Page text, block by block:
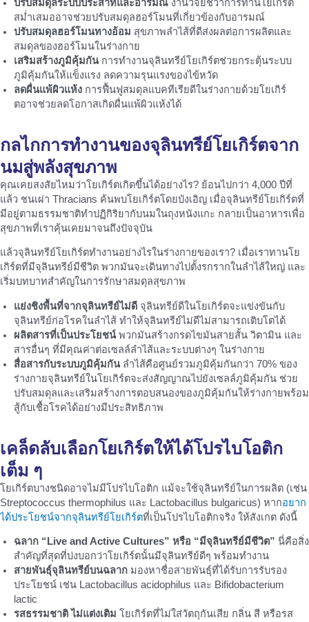
ปรับสมดุลระบบประสาทและอารมณ์ งานวิจัยชี้ว่าการทานโยเกิร์ต
สม่ำเสมออาจช่วยปรับสมดุลฮอร์โมนที่เกี่ยวข้องกับอารมณ์
ปรับสมดุลฮอร์โมนทางอ้อม สุขภาพลำไส้ที่ดีส่งผลต่อการผลิตและ
สมดุลของฮอร์โมนในร่างกาย
เสริมสร้างภูมิคุ้มกัน การทำงานจุลินทรีย์โยเกิร์ตช่วยกระตุ้นระบบ
ภูมิคุ้มกันให้แข็งแรง ลดความรุนแรงของไข้หวัด
ลดผื่นแพ้ผิวแห้ง การฟื้นฟูสมดุลแบคทีเรียดีในร่างกายด้วยโยเกิร์
ตอาจช่วยลดโอกาสเกิดผื่นแพ้ผิวแห้งได้
กลไกการทำงานของจุลินทรีย์โยเกิร์ตจาก
นมสู่พลังสุขภาพ
คุณเคยสงสัยไหมว่าโยเกิร์ตเกิดขึ้นได้อย่างไร? ย้อนไปกว่า 4,000 ปีที่
แล้ว ชนเผ่า Thracians ค้นพบโยเกิร์ตโดยบังเอิญ เมื่อจุลินทรีย์โยเกิร์ตที่
มีอยู่ตามธรรมชาติทำปฏิกิริยากับนมในถุงหนังแกะ กลายเป็นอาหารเพื่อ
สุขภาพที่เราคุ้นเคยมาจนถึงปัจจุบัน
แล้วจุลินทรีย์โยเกิร์ตทำงานอย่างไรในร่างกายของเรา? เมื่อเราทานโย
เกิร์ตที่มีจุลินทรีย์มีชีวิต พวกมันจะเดินทางไปตั้งรกรากในลำไส้ใหญ่ และ
เริ่มบทบาทสำคัญในการรักษาสมดุลสุขภาพ
แย่งชิงพื้นที่จากจุลินทรีย์ไม่ดี จุลินทรีย์ดีในโยเกิร์ตจะแข่งขันกับ
จุลินทรีย์ก่อโรคในลำไส้ ทำให้จุลินทรีย์ไม่ดีไม่สามารถเติบโตได้
ผลิตสารที่เป็นประโยชน์พวกมันสร้างกรดไขมันสายสั้น วิตามิน และ
สารอื่นๆ ที่มีคุณค่าต่อเซลล์ลำไส้และระบบต่างๆ ในร่างกาย
สื่อสารกับระบบภูมิคุ้มกัน ลำไส้คือศูนย์รวมภูมิคุ้มกันกว่า 70% ของ
ร่างกายจุลินทรีย์ในโยเกิร์ตจะส่งสัญญาณไปยังเซลล์ภูมิคุ้มกัน ช่วย
ปรับสมดุลและเสริมสร้างการตอบสนองของภูมิคุ้มกันให้ร่างกายพร้อม
สู้กับเชื้อโรคได้อย่างมีประสิทธิภาพ
เคล็ดลับเลือกโยเกิร์ตให้ได้โปรไบโอติก
เต็ม ๆ
โยเกิร์ตบางชนิดอาจไม่มีโปรไบโอติก แม้จะใช้จุลินทรีย์ในการผลิต (เช่น
Streptococcus thermophilus และ Lactobacillus bulgaricus) หากอยาก
ได้ประโยชน์จากจุลินทรีย์โยเกิร์ตที่เป็นโปรไบโอติกจริง ให้สังเกต ดังนี้
ฉลาก “Live and Active Cultures” หรือ “มีจุลินทรีย์มีชีวิต” นี่คือสิ่ง
สำคัญที่สุดที่บ่งบอกว่าโยเกิร์ตนั้นมีจุลินทรีย์ดีๆ พร้อมทำงาน
สายพันธุ์จุลินทรีย์บนฉลาก มองหาชื่อสายพันธุ์ที่ได้รับการรับรอง
ประโยชน์ เช่น Lactobacillus acidophilus และ Bifidobacterium
lactic
รสธรรมชาติ ไม่แต่งเติม โยเกิร์ตที่ไม่ใส่วัตถุกันเสีย กลิ่น สี หรือรส